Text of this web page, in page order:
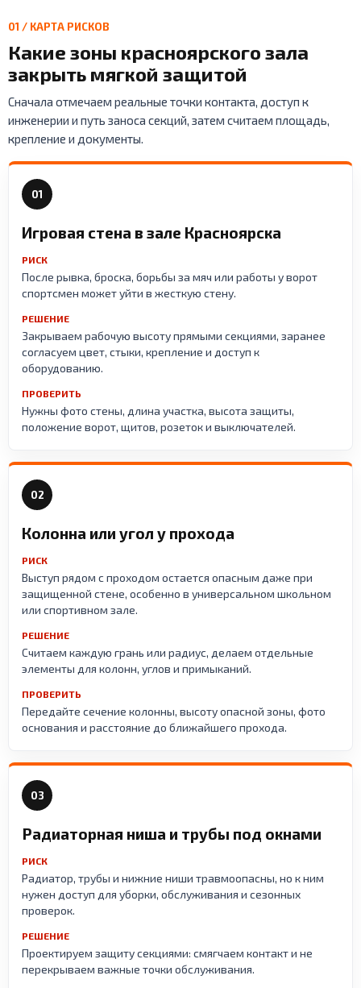
01 / КАРТА РИСКОВ
Какие зоны красноярского зала
закрыть мягкой защитой
Сначала отмечаем реальные точки контакта, доступ к
инженерии и путь заноса секций, затем считаем площадь,
крепление и документы.
01
Игровая стена в зале Красноярска
РИСК
После рывка, броска, борьбы за мяч или работы у ворот
спортсмен может уйти в жесткую стену.
РЕШЕНИЕ
Закрываем рабочую высоту прямыми секциями, заранее
согласуем цвет, стыки, крепление и доступ к
оборудованию.
ПРОВЕРИТЬ
Нужны фото стены, длина участка, высота защиты,
положение ворот, щитов, розеток и выключателей.
02
Колонна или угол у прохода
РИСК
Выступ рядом с проходом остается опасным даже при
защищенной стене, особенно в универсальном школьном
или спортивном зале.
РЕШЕНИЕ
Считаем каждую грань или радиус, делаем отдельные
элементы для колонн, углов и примыканий.
ПРОВЕРИТЬ
Передайте сечение колонны, высоту опасной зоны, фото
основания и расстояние до ближайшего прохода.
03
Радиаторная ниша и трубы под окнами
РИСК
Радиатор, трубы и нижние ниши травмоопасны, но к ним
нужен доступ для уборки, обслуживания и сезонных
проверок.
РЕШЕНИЕ
Проектируем защиту секциями: смягчаем контакт и не
перекрываем важные точки обслуживания.